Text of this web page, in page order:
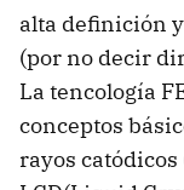
alta definición
(por no decir
La tencología
conceptos
rayos catódicos